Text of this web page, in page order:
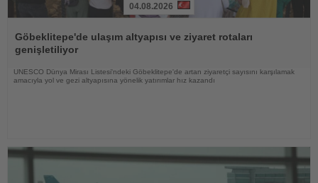
Oku
04.08.2026
Göbeklitepe'de ulaşım altyapısı ve ziyaret rotaları
genişletiliyor
UNESCO Dünya Mirası Listesi'ndeki Göbeklitepe'de artan ziyaretçi sayısını karşılamak
amacıyla yol ve gezi altyapısına yönelik yatırımlar hız kazandı